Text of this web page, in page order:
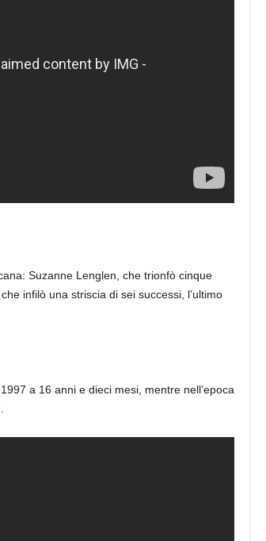
Suzanne Lenglen, che trionfò cinque
infilò una striscia di sei successi, l’ultimo
a 16 anni e dieci mesi, mentre nell’epoca